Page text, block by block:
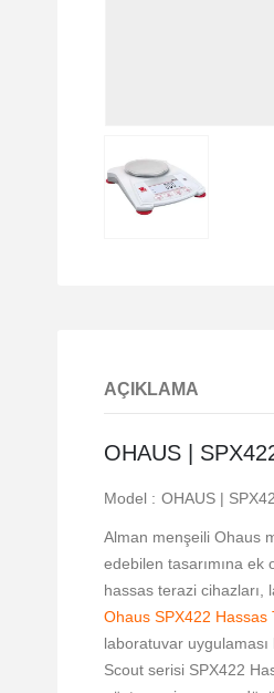
AÇIKLAMA
OHAUS |
Model : OHAUS |
Alman menşeili Ohaus
edebilen tasarımına
hassas terazi cihazları,
Ohaus SPX422 Hassas
laboratuvar uygulaması
Scout serisi SPX422